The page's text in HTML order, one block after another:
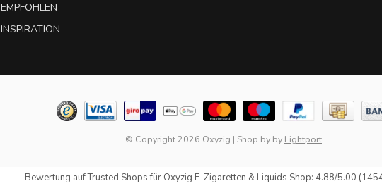
EMPFOHLEN
INSPIRATION
© Copyright 2026 Oxyzig | Shop by by Lightport
Bewertung aufTrusted Shopsfür Oxyzig E-Zigaretten & Liquids Shop: 4.88/5.00